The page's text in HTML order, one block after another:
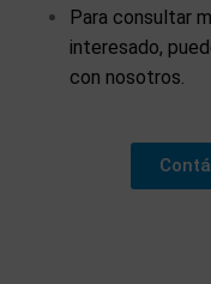
Para consultar
interesado,
con nosotros.